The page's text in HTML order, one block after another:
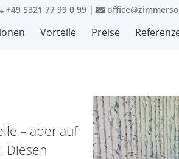
+49 5321 77 99 0 99 |
Vorteile Preise
– aber auf
Diesen